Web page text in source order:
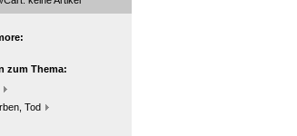
zum Thema:
Tod